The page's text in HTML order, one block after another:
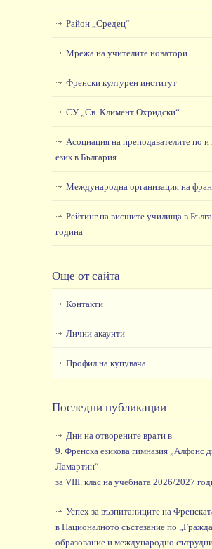
Район „Средец“
Мрежа на учителите новатори
Френски културен институт
СУ „Св. Климент Охридски“
Асоциация на преподавателите по
език в България
Международна организация на
Рейтинг на висшите училища в
година
Още от сайта
Контакти
Лични акаунти
Профил на купувача
Последни публикации
Дни на отворените врати в
9. Френска езикова гимназия „Алфонс
Ламартин“
за VIII. клас на учебната 2026/2027
Успех за възпитаниците на
в Националното състезание по
образование и международно